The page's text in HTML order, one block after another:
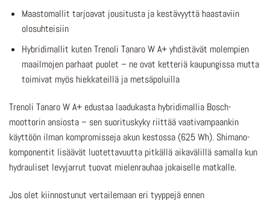
Maastomallit tarjoavat jousitusta ja kestävyyttä haastaviin
olosuhteisiin
Hybridimallit kuten Trenoli Tanaro W A+ yhdistävät molempien
maailmojen parhaat puolet – ne ovat ketteriä kaupungissa mutta
toimivat myös hiekkateillä ja metsäpoluilla
Trenoli Tanaro W A+ edustaa laadukasta hybridimallia Bosch-
moottorin ansiosta – sen suorituskyky riittää vaativampaankin
käyttöön ilman kompromisseja akun kestossa (625 Wh). Shimano-
komponentit lisäävät luotettavuutta pitkällä aikavälillä samalla kun
hydrauliset levyjarrut tuovat mielenrauhaa jokaiselle matkalle.
Jos olet kiinnostunut vertailemaan eri tyyppejä ennen